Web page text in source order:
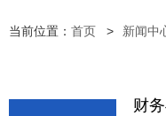
当前位置： 首页 新闻中
财